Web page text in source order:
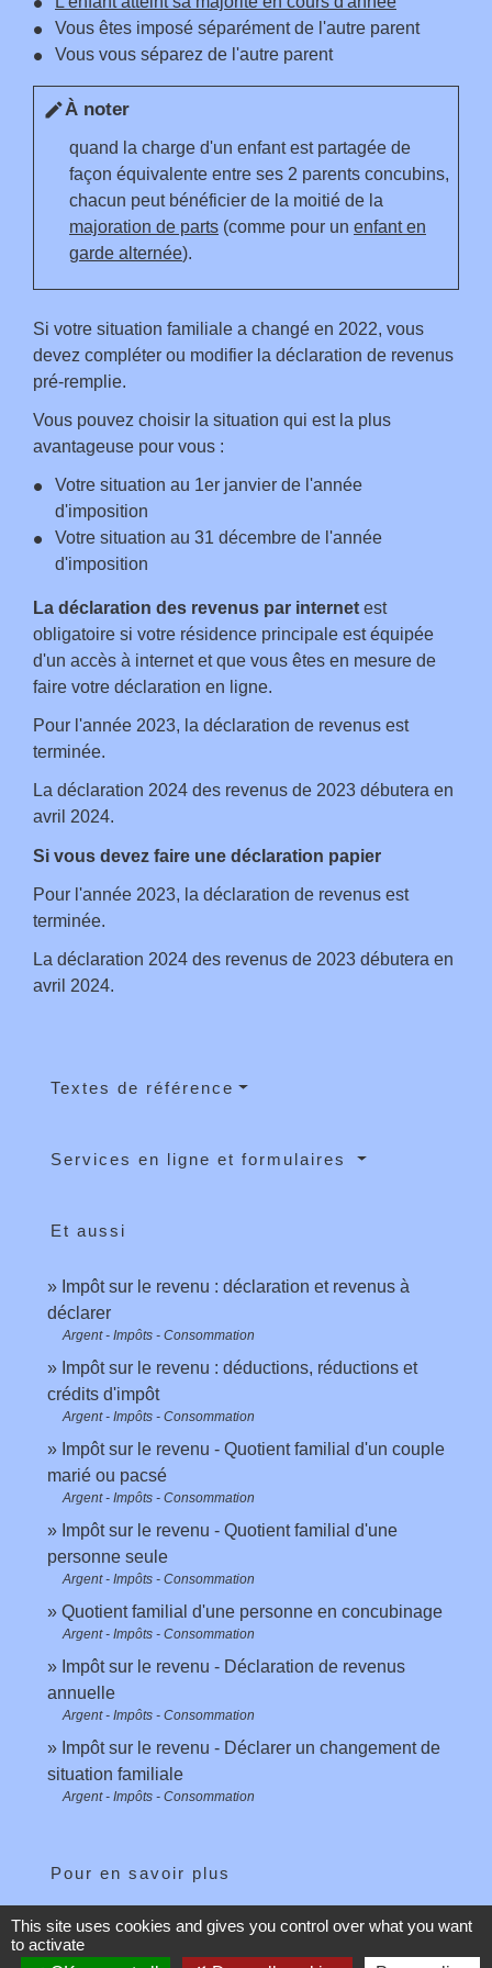
Vous êtes imposé séparément de l'autre parent
Vous vous séparez de l'autre parent
editÀ noter
quand la charge d'un enfant est partagée de
façon équivalente entre ses 2 parents concubins,
chacun peut bénéficier de la moitié de la
majoration de parts (comme pour un enfant en
garde alternée).
Si votre situation familiale a changé en 2022, vous
devez compléter ou modifier la déclaration de revenus
pré-remplie.
Vous pouvez choisir la situation qui est la plus
avantageuse pour vous :
Votre situation au 1er janvier de l'année
d'imposition
Votre situation au 31 décembre de l'année
d'imposition
La déclaration des revenus par internet est
obligatoire si votre résidence principale est équipée
d'un accès à internet et que vous êtes en mesure de
faire votre déclaration en ligne.
Pour l'année 2023, la déclaration de revenus est
terminée.
La déclaration 2024 des revenus de 2023 débutera en
avril 2024.
Si vous devez faire une déclaration papier
Pour l'année 2023, la déclaration de revenus est
terminée.
La déclaration 2024 des revenus de 2023 débutera en
avril 2024.
Textes de référence
Services en ligne et formulaires
Et aussi
Impôt sur le revenu : déclaration et revenus à
déclarer
Argent - Impôts - Consommation
Impôt sur le revenu : déductions, réductions et
crédits d'impôt
Argent - Impôts - Consommation
Impôt sur le revenu - Quotient familial d'un couple
marié ou pacsé
Argent - Impôts - Consommation
Impôt sur le revenu - Quotient familial d'une
personne seule
Argent - Impôts - Consommation
Quotient familial d'une personne en concubinage
Argent - Impôts - Consommation
Impôt sur le revenu - Déclaration de revenus
annuelle
Argent - Impôts - Consommation
Impôt sur le revenu - Déclarer un changement de
situation familiale
Argent - Impôts - Consommation
Pour en savoir plus
Site des impôtsopen_in_new
Ministère chargé des finances
This site uses cookies and gives you control over what you want
to activate